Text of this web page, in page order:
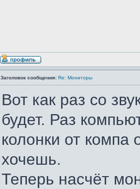
Заголовок сообщения: Re: Мониторы
Вот как раз со
будет. Раз
колонки от компа
хочешь.
Теперь насчёт